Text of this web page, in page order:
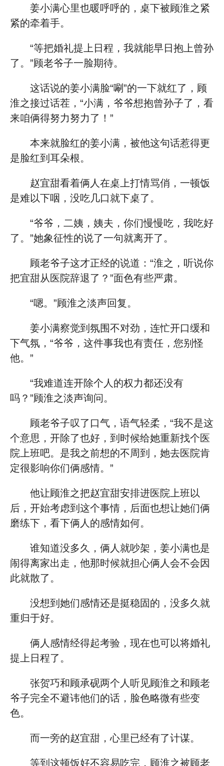
姜小满心里也暖呼呼的，桌下被顾淮之紧
紧的牵着手。
“等把婚礼提上日程，我就能早日抱上曾孙
了。”顾老爷子一脸期待。
这话说的姜小满脸“唰”的一下就红了，顾
淮之接过话茬，“小满，爷爷想抱曾孙子了，看
来咱俩得努力努力了！”
本来就脸红的姜小满，被他这句话惹得更
是脸红到耳朵根。
赵宜甜看着俩人在桌上打情骂俏，一顿饭
是难以下咽，没吃几口就下桌了。
“爷爷，二姨，姨夫，你们慢慢吃，我吃好
了。”她象征性的说了一句就离开了。
顾老爷子这才正经的说道：“淮之，听说你
把宜甜从医院辞退了？”面色有些严肃。
“嗯。”顾淮之淡声回复。
姜小满察觉到氛围不对劲，连忙开口缓和
下气氛，“爷爷，这件事我也有责任，您别怪
他。”
“我难道连开除个人的权力都还没有
吗？”顾淮之淡声询问。
顾老爷子叹了口气，语气轻柔，“我不是这
个意思，开除了也好，到时候给她重新找个医
院上班吧。是我之前想的不周到，她去医院肯
定很影响你们俩感情。”
他让顾淮之把赵宜甜安排进医院上班以
后，开始考虑到这个事情，后面也想让她们俩
磨练下，看下俩人的感情如何。
谁知道没多久，俩人就吵架，姜小满也是
闹得离家出走，他那时候就担心俩人会不会因
此就散了。
没想到她们感情还是挺稳固的，没多久就
重归于好。
俩人感情经得起考验，现在也可以将婚礼
提上日程了。
张贺巧和顾承砚两个人听见顾淮之和顾老
爷子完全不避讳他们的话，脸色略微有些变
色。
而一旁的赵宜甜，心里已经有了计谋。
等到这顿饭好不容易吃完，顾淮之被顾老